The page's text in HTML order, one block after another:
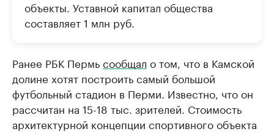
объекты. Уставной капитал общества
составляет 1 млн руб.
Ранее РБК Пермьсообщал о том, что в Камской
долине хотят построить самый большой
футбольный стадион в Перми. Известно, что он
рассчитан на 15-18 тыс. зрителей. Стоимость
архитектурной концепции спортивного объекта